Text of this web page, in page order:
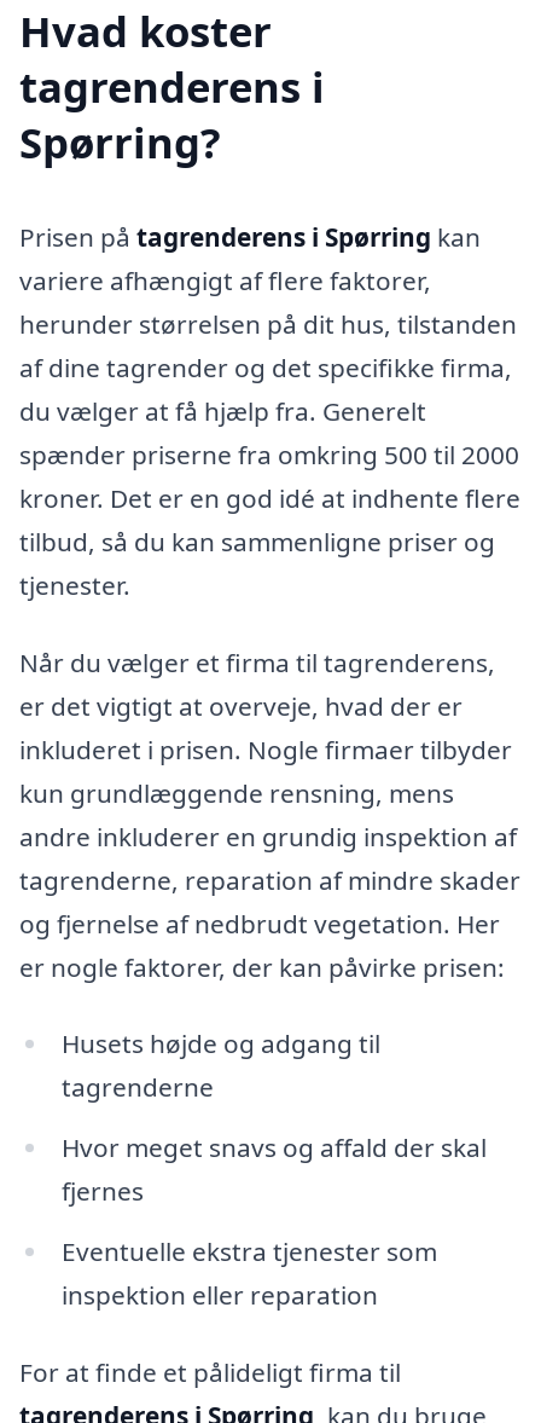
Hvad koster
tagrenderens i
Spørring?
Prisen på tagrenderens i Spørring kan
variere afhængigt af flere faktorer,
herunder størrelsen på dit hus, tilstanden
af dine tagrender og det specifikke firma,
du vælger at få hjælp fra. Generelt
spænder priserne fra omkring 500 til 2000
kroner. Det er en god idé at indhente flere
tilbud, så du kan sammenligne priser og
tjenester.
Når du vælger et firma til tagrenderens,
er det vigtigt at overveje, hvad der er
inkluderet i prisen. Nogle firmaer tilbyder
kun grundlæggende rensning, mens
andre inkluderer en grundig inspektion af
tagrenderne, reparation af mindre skader
og fjernelse af nedbrudt vegetation. Her
er nogle faktorer, der kan påvirke prisen:
Husets højde og adgang til
tagrenderne
Hvor meget snavs og affald der skal
fjernes
Eventuelle ekstra tjenester som
inspektion eller reparation
For at finde et pålideligt firma til
tagrenderens i Spørring , kan du bruge